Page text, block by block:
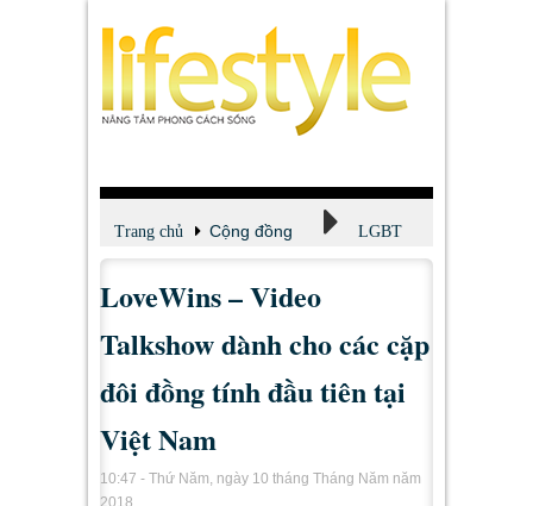
Trang chủ Cộng đồng LGBT
LoveWins – Video
Talkshow dành cho các cặp
đôi đồng tính đầu tiên tại
Việt Nam
10:47 - Thứ Năm, ngày 10 tháng Tháng Năm năm
2018